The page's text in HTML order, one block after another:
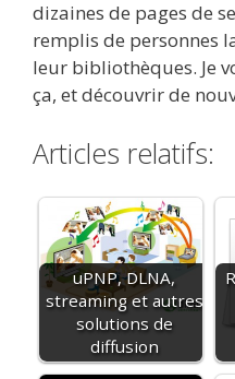
dizaines de pages de
remplis de personnes
leur bibliothèques. Je
ça, et découvrir de
Articles relatifs:
uPNP, DLNA,
streaming et autres
solutions de
diffusion